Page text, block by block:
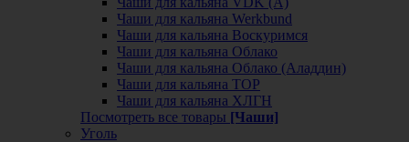
Чаши для кальяна Werkbund
Чаши для кальяна Воскуримся
Чаши для кальяна Облако
Чаши для кальяна Облако (Аладдин)
Чаши для кальяна ТОР
Чаши для кальяна ХЛГН
Посмотреть все товары [Чаши]
Уголь